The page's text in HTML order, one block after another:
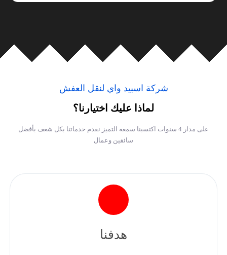
شركة اسبيد واي لنقل العفش
لماذا عليك اختيارنا؟
على مدار 4 سنوات اكتسبنا سمعة التميز نقدم خدماتنا بكل شغف بأفضل
سائقين وعمال
هدفنا